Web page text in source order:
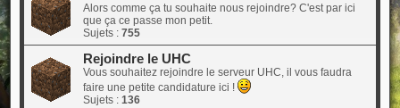
Alors comme ça tu souhaite nous rejoindre? C'est par ici
que ça ce passe mon petit.
Sujets : 755
Rejoindre le UHC
Vous souhaitez rejoindre le serveur UHC, il vous faudra
faire une petite candidature ici !
Sujets : 136